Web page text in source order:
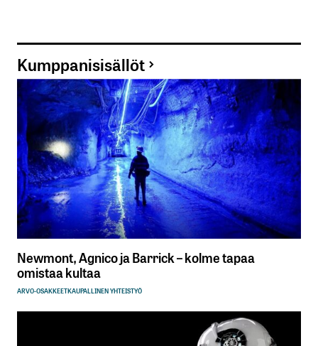
Kumppanisisällöt
Newmont, Agnico ja Barrick – kolme tapaa
omistaa kultaa
ARVO-OSAKKEETKAUPALLINEN YHTEISTYÖ